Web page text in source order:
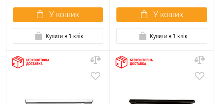
У кошик
Купити в 1 клік
У кошик
Купити в 1 клік